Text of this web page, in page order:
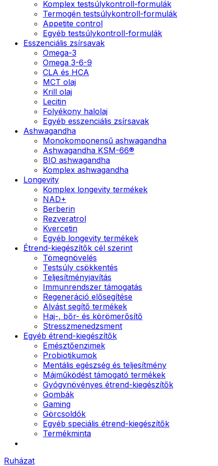
Komplex testsúlykontroll-formulák
Termogén testsúlykontroll-formulák
Appetite control
Egyéb testsúlykontroll-formulák
Esszenciális zsírsavak
Omega-3
Omega 3-6-9
CLA és HCA
MCT olaj
Krill olaj
Lecitin
Folyékony halolaj
Egyéb esszenciális zsírsavak
Ashwagandha
Monokomponensű ashwagandha
Ashwagandha KSM-66®
BIO ashwagandha
Komplex ashwagandha
Longevity
Komplex longevity termékek
NAD+
Berberin
Rezveratrol
Kvercetin
Egyéb longevity termékek
Étrend-kiegészítők cél szerint
Tömegnövelés
Testsúly csökkentés
Teljesítményjavítás
Immunrendszer támogatás
Regeneráció elősegítése
Alvást segítő termékek
Haj-, bőr- és körömerősítő
Stresszmenedzsment
Egyéb étrend-kiegészítők
Emésztőenzimek
Probiotikumok
Mentális egészség és teljesítmény
Májműködést támogató termékek
Gyógynövényes étrend-kiegészítők
Gombák
Gaming
Görcsoldók
Egyéb speciális étrend-kiegészítők
Termékminta
Ruházat